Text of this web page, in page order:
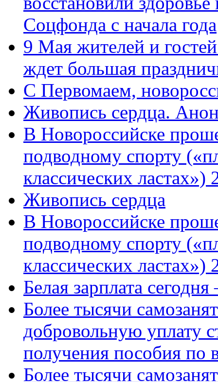
Соцфонда с начала года
9 Мая жителей и
ждет большая
C Первомаем,
Живопись сердца.
В Новороссийске
подводному спорту
классических
Живопись сердца
В Новороссийске
подводному спорту
классических ластах»)
Белая зарплата
Более тысячи
добровольную уплату
получения пособия по
Более тысячи